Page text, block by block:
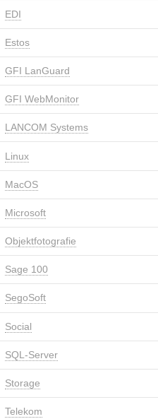
EDI
Estos
GFI LanGuard
GFI WebMonitor
LANCOM Systems
Linux
MacOS
Microsoft
Objektfotografie
Sage 100
SegoSoft
Social
SQL-Server
Storage
Telekom